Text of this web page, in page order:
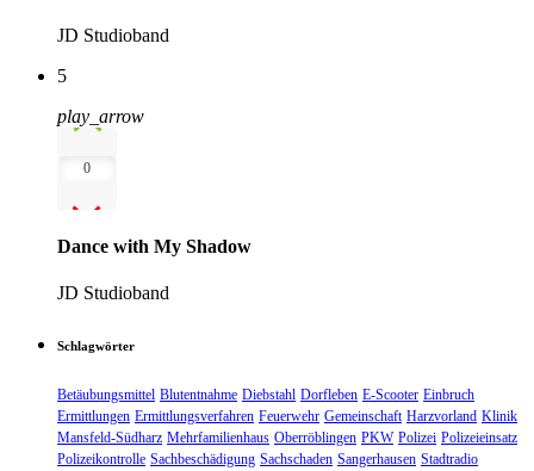
JD Studioband
5
play_arrow
0
Dance with My Shadow
JD Studioband
Schlagwörter
Betäubungsmittel Blutentnahme Diebstahl Dorfleben E-Scooter Einbruch
Ermittlungen Ermittlungsverfahren Feuerwehr Gemeinschaft Harzvorland Klinik
Mansfeld-Südharz Mehrfamilienhaus Oberröblingen PKW Polizei Polizeieinsatz
Polizeikontrolle Sachbeschädigung Sachschaden Sangerhausen Stadtradio